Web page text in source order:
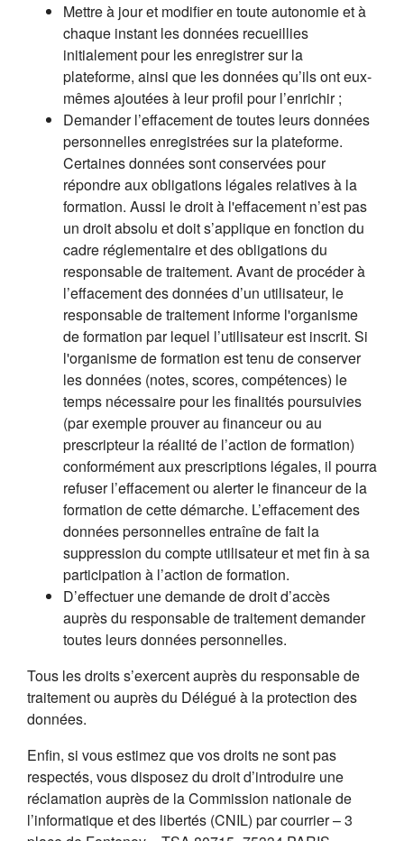
Mettre à jour et modifier en toute autonomie et à
chaque instant les données recueillies
initialement pour les enregistrer sur la
plateforme, ainsi que les données qu’ils ont eux-
mêmes ajoutées à leur profil pour l’enrichir ;
Demander l’effacement de toutes leurs données
personnelles enregistrées sur la plateforme.
Certaines données sont conservées pour
répondre aux obligations légales relatives à la
formation. Aussi le droit à l'effacement n’est pas
un droit absolu et doit s’applique en fonction du
cadre réglementaire et des obligations du
responsable de traitement. Avant de procéder à
l’effacement des données d’un utilisateur, le
responsable de traitement informe l'organisme
de formation par lequel l’utilisateur est inscrit. Si
l'organisme de formation est tenu de conserver
les données (notes, scores, compétences) le
temps nécessaire pour les finalités poursuivies
(par exemple prouver au financeur ou au
prescripteur la réalité de l’action de formation)
conformément aux prescriptions légales, il pourra
refuser l’effacement ou alerter le financeur de la
formation de cette démarche. L’effacement des
données personnelles entraîne de fait la
suppression du compte utilisateur et met fin à sa
participation à l’action de formation.
D’effectuer une demande de droit d’accès
auprès du responsable de traitement demander
toutes leurs données personnelles.
Tous les droits s’exercent auprès du responsable de
traitement ou auprès du Délégué à la protection des
données.
Enfin, si vous estimez que vos droits ne sont pas
respectés, vous disposez du droit d’introduire une
réclamation auprès de la Commission nationale de
l’informatique et des libertés (CNIL) par courrier – 3